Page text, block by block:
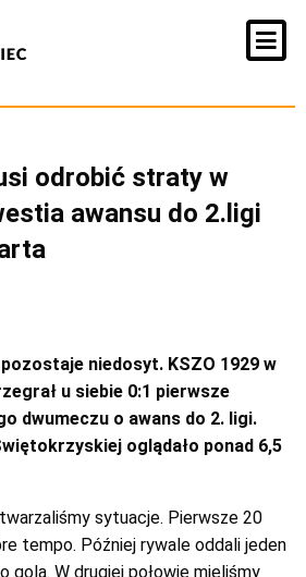
odrobić straty w
awansu do 2.ligi
niedosyt. KSZO 1929 w
u siebie 0:1 pierwsze
dwumeczu o awans do 2. ligi.
oglądało ponad 6,5
sytuacje. Pierwsze 20
tempo. Później rywale oddali jeden
gola. W drugiej połowie mieliśmy